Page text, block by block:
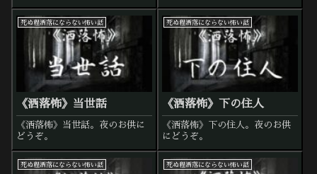
死ぬ程洒落にならない怖い話
《洒落怖》当世話
《洒落怖》当世話。夜のお供に
どうぞ。
死ぬ程洒落にならない怖い話
《洒落怖》下の住人
《洒落怖》下の住人。夜のお供
にどうぞ。
死ぬ程洒落にならない怖い話 死ぬ程洒落にならない怖い話